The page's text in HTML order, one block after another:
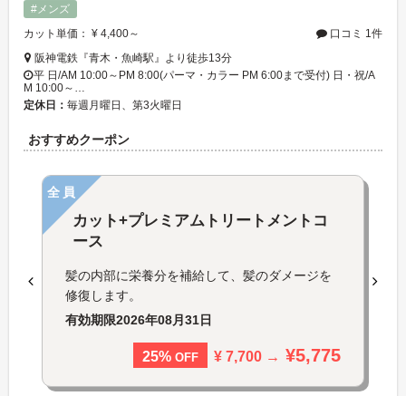
#メンズ
カット単価： ¥ 4,400～
口コミ 1件
阪神電鉄『青木・魚崎駅』より徒歩13分
平 日/AM 10:00～PM 8:00(パーマ・カラー PM 6:00まで受付) 日・祝/A
M 10:00～…
定休日： 毎週月曜日、第3火曜日
おすすめクーポン
全員
カット+プレミアムトリートメントコ
ース
髪の内部に栄養分を補給して、髪のダメージを
修復します。
有効期限2026年08月31日
25% OFF ¥ 7,700 → ¥5,775